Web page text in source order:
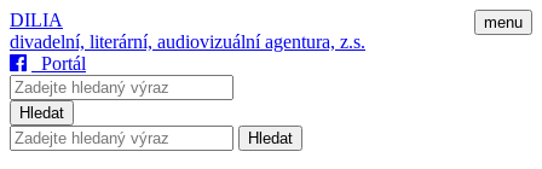
menu
DILIA
divadelní, literární, audiovizuální agentura, z.s.
Portál
Hledat
Hledat